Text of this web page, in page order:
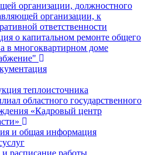
организации, должностного
организации, к
ответственности
о капитальном ремонте общего
в многоквартирном доме
теплоисточника
областного государственного
«Кадровый центр
и общая информация
расписание работы